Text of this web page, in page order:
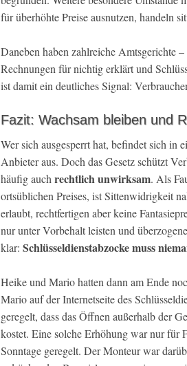
für überhöhte Preise ausnutzen, handeln
Daneben haben zahlreiche Amtsgerichte
Rechnungen für nichtig erklärt und
ist damit ein deutliches Signal:
Fazit: Wachsam bleiben und
Wer sich ausgesperrt hat, befindet sich in
Anbieter aus. Doch das Gesetz schützt
häufig auch rechtlich unwirksam. Als
ortsüblichen Preises, ist Sittenwidrigkeit
erlaubt, rechtfertigen aber keine
nur unter Vorbehalt leisten und
klar: Schlüsseldienstabzocke muss
Heike und Mario hatten dann am Ende
Mario auf der Internetseite des
geregelt, dass das Öffnen außerhalb der
kostet. Eine solche Erhöhung war nur für
Sonntage geregelt. Der Monteur war